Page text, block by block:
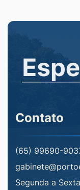
Contato
(65) 99690-
Segunda a